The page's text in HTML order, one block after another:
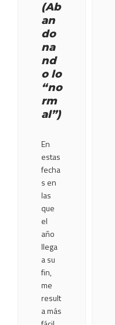
(Ab
an
do
na
nd
o lo
“no
rm
al”)
En
estas
fecha
s en
las
que
el
año
llega
a su
fin,
me
result
a más